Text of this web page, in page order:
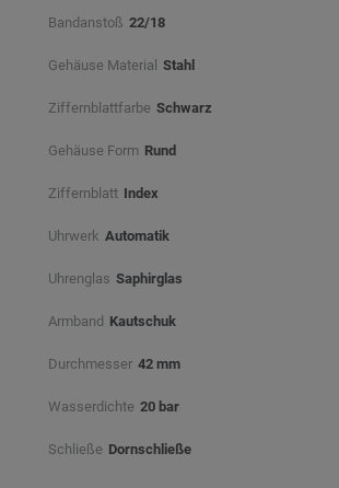
Bandanstoß 22/18
Gehäuse Material Stahl
Ziffernblattfarbe Schwarz⠀
Gehäuse Form Rund
Ziffernblatt Index
Uhrwerk Automatik
Uhrenglas Saphirglas
Armband Kautschuk
Durchmesser 42 mm
Wasserdichte 20 bar
Schließe Dornschließe